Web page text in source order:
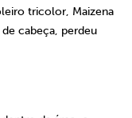
tricolor, Maizena
cabeça, perdeu